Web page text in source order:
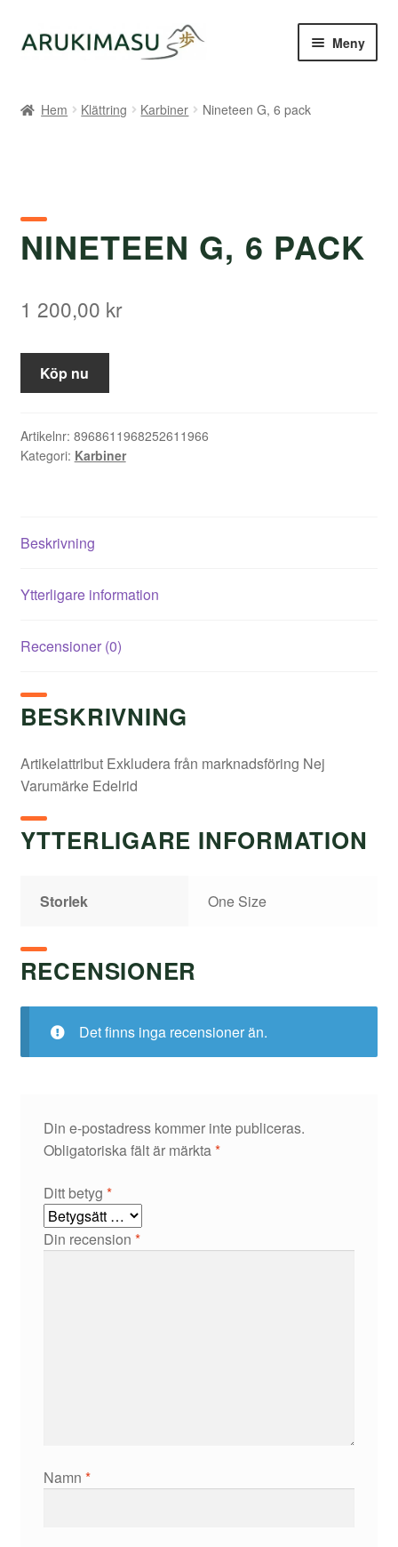
Hoppa
till
Hoppa
till
Meny
Butik
Väljare
Hem Klättring Karbiner Nineteen G, 6 pack
NINETEEN G, 6 PACK
1 200,00 kr
Köp nu
Artikelnr: 8968611968252611966
Kategori: Karbiner
Beskrivning
Ytterligare information
Recensioner (0)
BESKRIVNING
Artikelattribut Exkludera från marknadsföring Nej
Varumärke Edelrid
YTTERLIGARE INFORMATION
Storlek One Size
RECENSIONER
Det finns inga recensioner än.
Din e-postadress kommer inte publiceras.
Obligatoriska fält är märkta*
Ditt betyg *
Din recension *
Namn *